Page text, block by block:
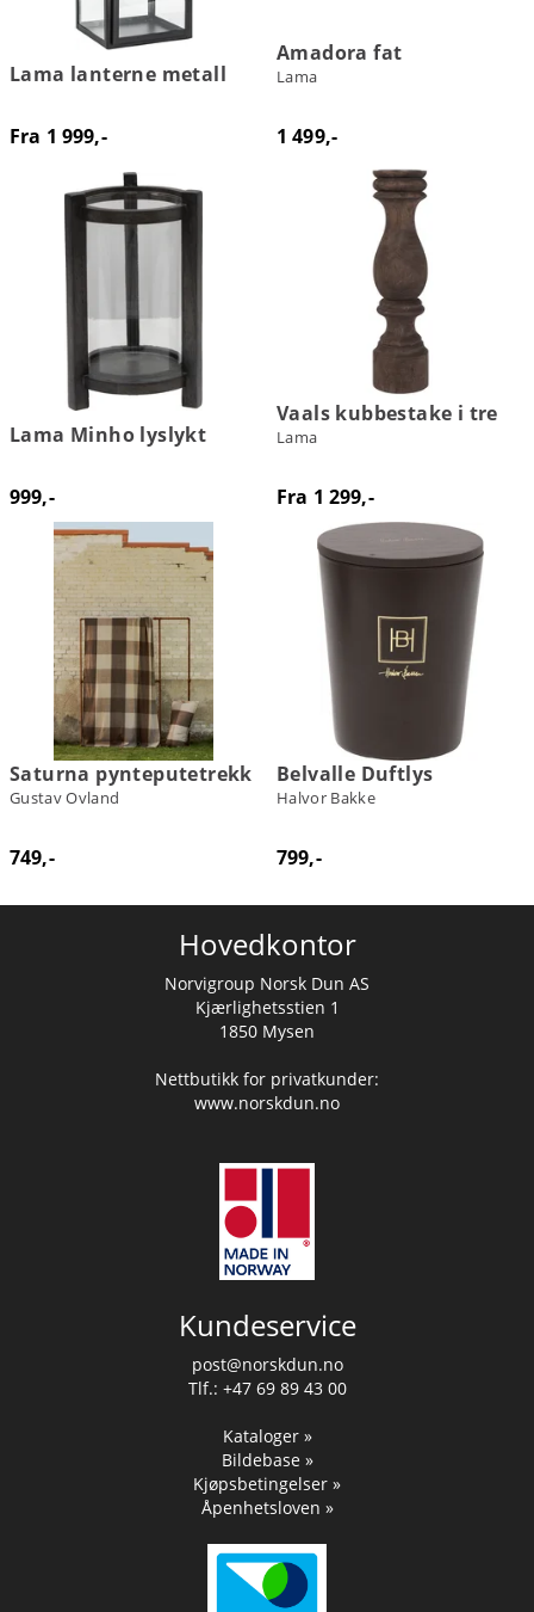
Lama lanterne metall
Fra 1 999,-
Amadora fat
Lama
1 499,-
Lama Minho lyslykt
999,-
Vaals kubbestake i tre
Lama
Fra 1 299,-
Saturna pynteputetrekk
Gustav Ovland
749,-
Belvalle Duftlys
Halvor Bakke
799,-
Hovedkontor
Norvigroup Norsk Dun AS
Kjærlighetsstien 1
1850 Mysen
Nettbutikk for privatkunder:
www.norskdun.no
Kundeservice
post@norskdun.no
Tlf.: +47 69 89 43 00
Kataloger »
Bildebase »
Kjøpsbetingelser »
Åpenhetsloven »